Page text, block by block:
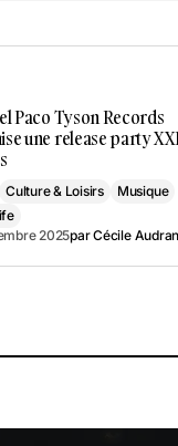
Paco Tyson Records
une release party
Culture & Loisirs
Musique
2025parCécile